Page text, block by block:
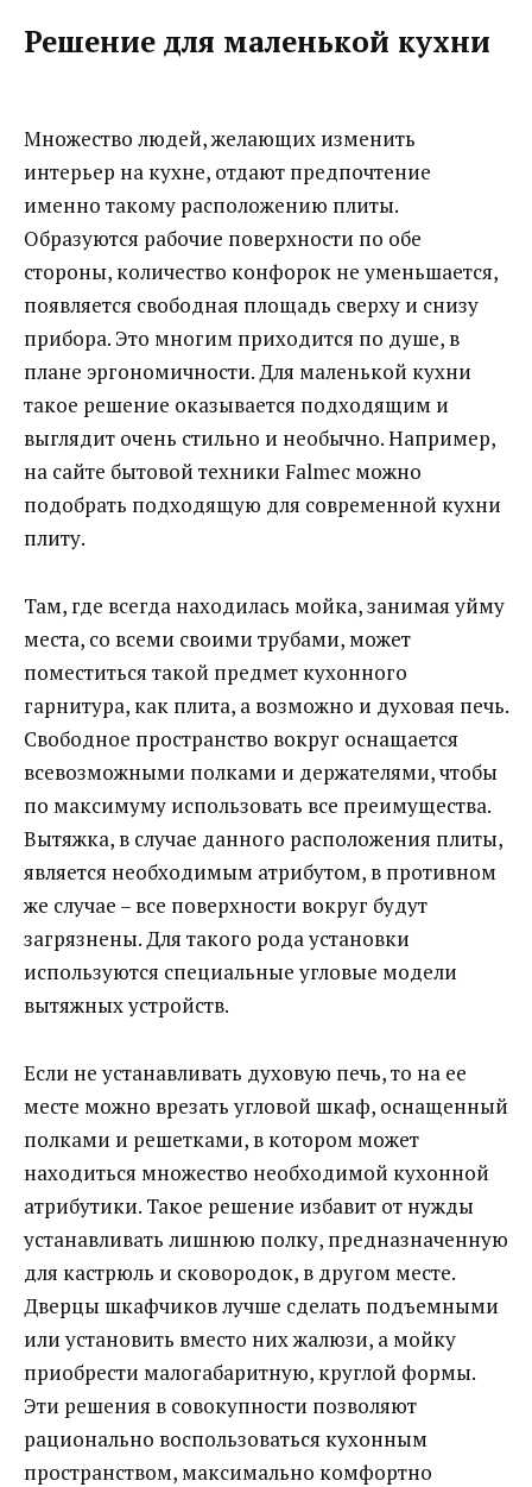
Решение для маленькой кухни
Множество людей, желающих изменить
интерьер на кухне, отдают предпочтение
именно такому расположению плиты.
Образуются рабочие поверхности по обе
стороны, количество конфорок не уменьшается,
появляется свободная площадь сверху и снизу
прибора. Это многим приходится по душе, в
плане эргономичности. Для маленькой кухни
такое решение оказывается подходящим и
выглядит очень стильно и необычно. Например,
на сайте бытовой техники Falmec можно
подобрать подходящую для современной кухни
плиту.
Там, где всегда находилась мойка, занимая уйму
места, со всеми своими трубами, может
поместиться такой предмет кухонного
гарнитура, как плита, а возможно и духовая печь.
Свободное пространство вокруг оснащается
всевозможными полками и держателями, чтобы
по максимуму использовать все преимущества.
Вытяжка, в случае данного расположения плиты,
является необходимым атрибутом, в противном
же случае – все поверхности вокруг будут
загрязнены. Для такого рода установки
используются специальные угловые модели
вытяжных устройств.
Если не устанавливать духовую печь, то на ее
месте можно врезать угловой шкаф, оснащенный
полками и решетками, в котором может
находиться множество необходимой кухонной
атрибутики. Такое решение избавит от нужды
устанавливать лишнюю полку, предназначенную
для кастрюль и сковородок, в другом месте.
Дверцы шкафчиков лучше сделать подъемными
или установить вместо них жалюзи, а мойку
приобрести малогабаритную, круглой формы.
Эти решения в совокупности позволяют
рационально воспользоваться кухонным
пространством, максимально комфортно